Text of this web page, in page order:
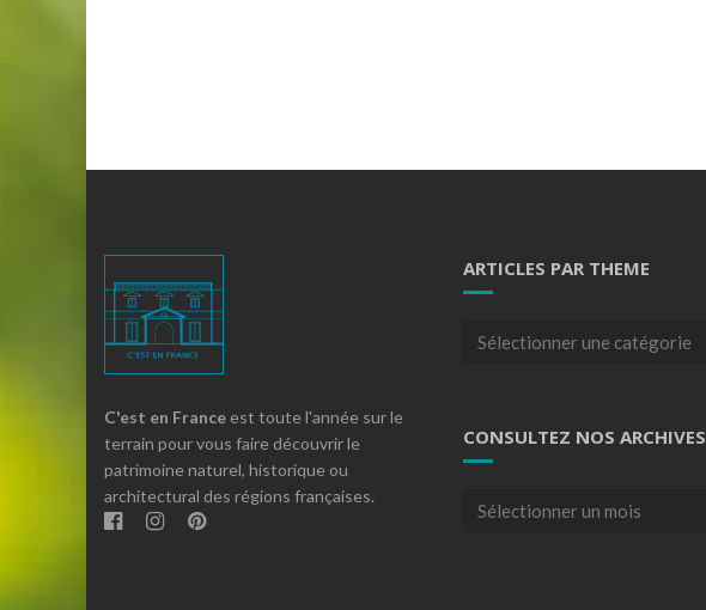
C'est en France est toute l'année sur le
terrain pour vous faire découvrir le
patrimoine naturel, historique ou
architectural des régions françaises.
ARTICLES PAR THEME
Articles
CONSULTEZ NOS ARCHIVES
Consultez